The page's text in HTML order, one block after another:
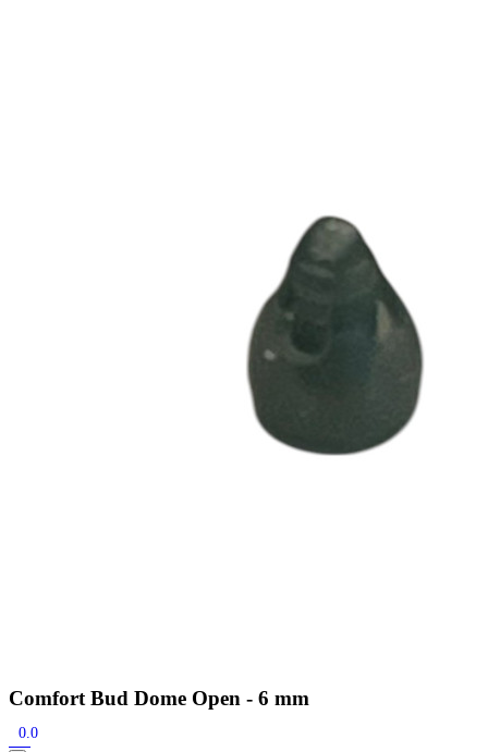
De Oticon Intent is het nieuwste hoorapparaat van dit moment.
Comfort Bud Dome Open - 6 mm
0.0